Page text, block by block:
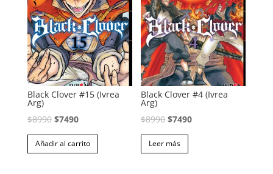
Black Clover #15 (Ivrea
Arg)
$8990 El
precio
original
$7490El
precio
actual
Añadir al carrito
Black Clover #4 (Ivrea
Arg)
$8990 El
precio
original
$7490El
Leer más